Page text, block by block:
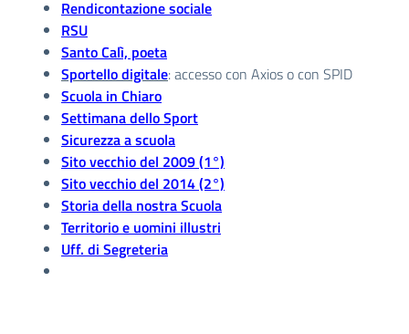
Rendicontazione sociale
RSU
Santo Calì, poeta
Sportello digitale: accesso con Axios o con SPID
Scuola in Chiaro
Settimana dello Sport
Sicurezza a scuola
Sito vecchio del 2009 (1°)
Sito vecchio del 2014 (2°)
Storia della nostra Scuola
Territorio e uomini illustri
Uff. di Segreteria